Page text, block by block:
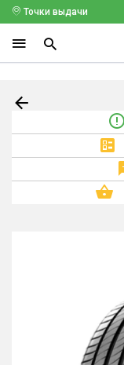
Точки выдачи